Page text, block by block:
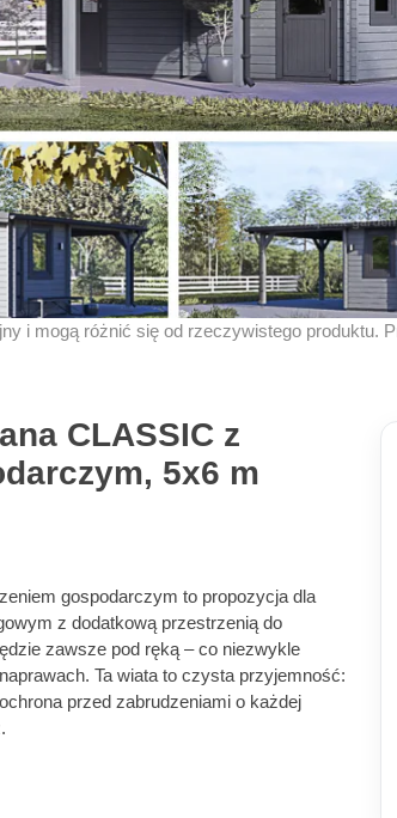
i mogą różnić się od rzeczywistego produktu.
CLASSIC z
5x6 m
gospodarczym to propozycja dla
z dodatkową przestrzenią do
zawsze pod ręką – co niezwykle
Ta wiata to czysta przyjemność:
przed zabrudzeniami o każdej